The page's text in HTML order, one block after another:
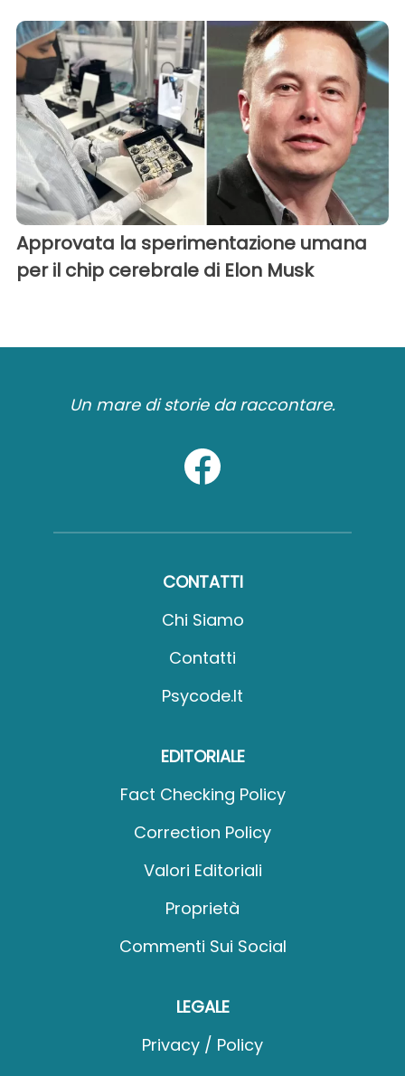
Approvata la sperimentazione umana
per il chip cerebrale di Elon Musk
Un mare di storie da raccontare.
CONTATTI
Chi Siamo
Contatti
Psycode.it
EDITORIALE
Fact Checking Policy
Correction Policy
Valori Editoriali
Proprietà
Commenti Sui Social
LEGALE
Privacy / Policy